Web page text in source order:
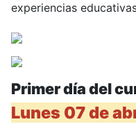
experiencias
Primer día del
Lunes 07 de